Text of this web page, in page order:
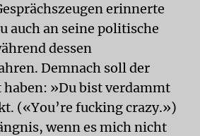
erinnerte
auch an seine politische
dessen
Demnach soll der
haben: »Du bist verdammt
(«You’re fucking crazy.»)
wenn es mich nicht